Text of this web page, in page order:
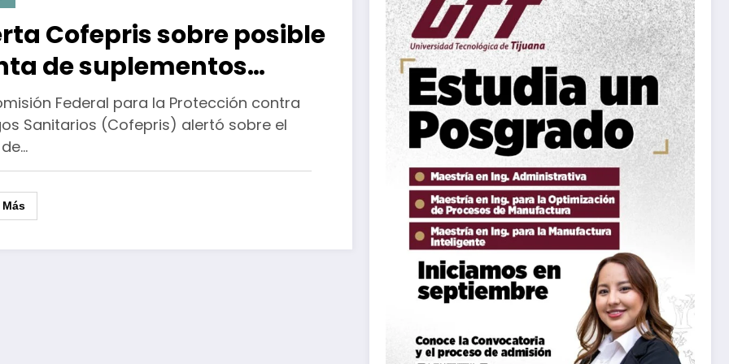
Cofepris sobre posible
de suplementos
robados
Federal para la Protección contra
Sanitarios (Cofepris) alertó sobre el
Más